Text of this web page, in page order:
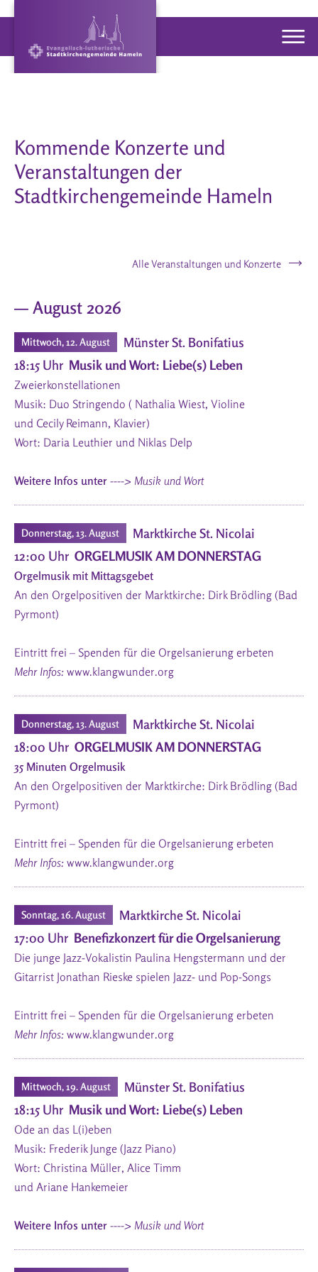
Kommende Konzerte und
Veranstaltungen der
Stadtkirchengemeinde Hameln
Alle Veranstaltungen und Konzerte
— August 2026
Mittwoch, 12. August
Münster St. Bonifatius
18:15 Uhr Musik und Wort: Liebe(s) Leben
Zweierkonstellationen
Musik: Duo Stringendo ( Nathalia Wiest, Violine
und Cecily Reimann, Klavier)
Wort: Daria Leuthier und Niklas Delp
Weitere Infos unter ----> Musik und Wort
Donnerstag, 13. August
Marktkirche St. Nicolai
12:00 Uhr ORGELMUSIK AM DONNERSTAG
Orgelmusik mit Mittagsgebet
An den Orgelpositiven der Marktkirche: Dirk Brödling (Bad
Pyrmont)
Eintritt frei – Spenden für die Orgelsanierung erbeten
Mehr Infos: www.klangwunder.org
Donnerstag, 13. August
Marktkirche St. Nicolai
18:00 Uhr ORGELMUSIK AM DONNERSTAG
35 Minuten Orgelmusik
An den Orgelpositiven der Marktkirche: Dirk Brödling (Bad
Pyrmont)
Eintritt frei – Spenden für die Orgelsanierung erbeten
Mehr Infos: www.klangwunder.org
Sonntag, 16. August
Marktkirche St. Nicolai
17:00 Uhr Benefizkonzert für die Orgelsanierung
Die junge Jazz-Vokalistin Paulina Hengstermann und der
Gitarrist Jonathan Rieske spielen Jazz- und Pop-Songs
Eintritt frei – Spenden für die Orgelsanierung erbeten
Mehr Infos: www.klangwunder.org
Mittwoch, 19. August
Münster St. Bonifatius
18:15 Uhr Musik und Wort: Liebe(s) Leben
Ode an das L(i)eben
Musik: Frederik Junge (Jazz Piano)
Wort: Christina Müller, Alice Timm
und Ariane Hankemeier
Weitere Infos unter ----> Musik und Wort